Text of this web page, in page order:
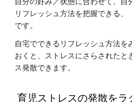
リフレッシュ方法を把握できる、
です。
自宅でできるリフレッシュ方法を
おくと、ストレスにさらされたと
ス発散できます。
育児ストレスの発散をラ